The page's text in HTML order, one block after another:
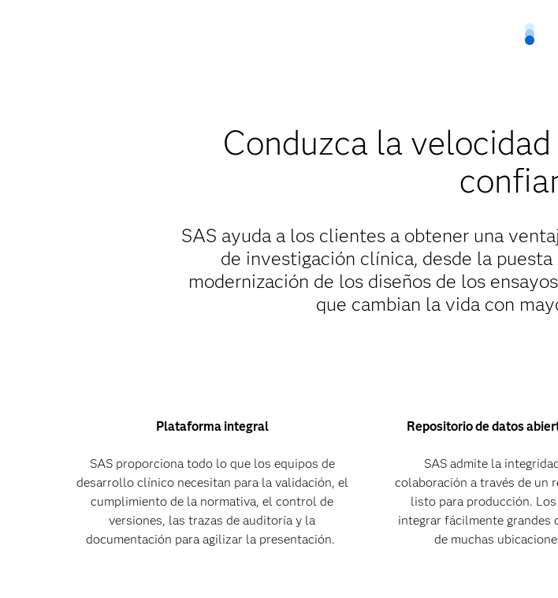
Conduzca la
SAS ayuda a los clientes a obtener una
de investigación clínica, desde la
modernización de los diseños de los
que cambian la vida con
Plataforma integral
SAS proporciona todo lo que los equipos de
desarrollo clínico necesitan para la validación, el
cumplimiento de la normativa, el control de
versiones, las trazas de auditoría y la
documentación para agilizar la presentación.
Repositorio de datos
SAS admite la
colaboración a través de un
listo para producción.
integrar fácilmente grandes
de muchas